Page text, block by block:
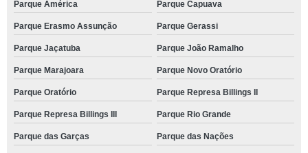
Parque América Parque Capuava
Parque Erasmo Assunção Parque Gerassi
Parque Jaçatuba Parque João Ramalho
Parque Marajoara Parque Novo Oratório
Parque Oratório Parque Represa Billings II
Parque Represa Billings III Parque Rio Grande
Parque das Garças Parque das Nações